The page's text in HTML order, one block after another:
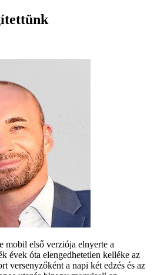
mobil első verziója elnyerte a
évek óta elengedhetetlen kelléke az
versenyzőként a napi két edzés és az